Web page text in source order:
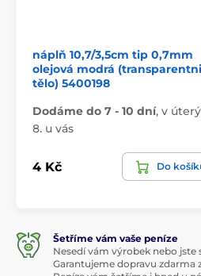
náplň 10,7/3,5cm tip 0,7mm
olejová modrá (transparentni
tělo) 5400198
Dodáme do 7 - 10 dní, v úterý
8. u vás
4 Kč Do
Šetříme vám vaše peníze
Nesedí vám výrobek nebo jste
Garantujeme dopravu zdarma